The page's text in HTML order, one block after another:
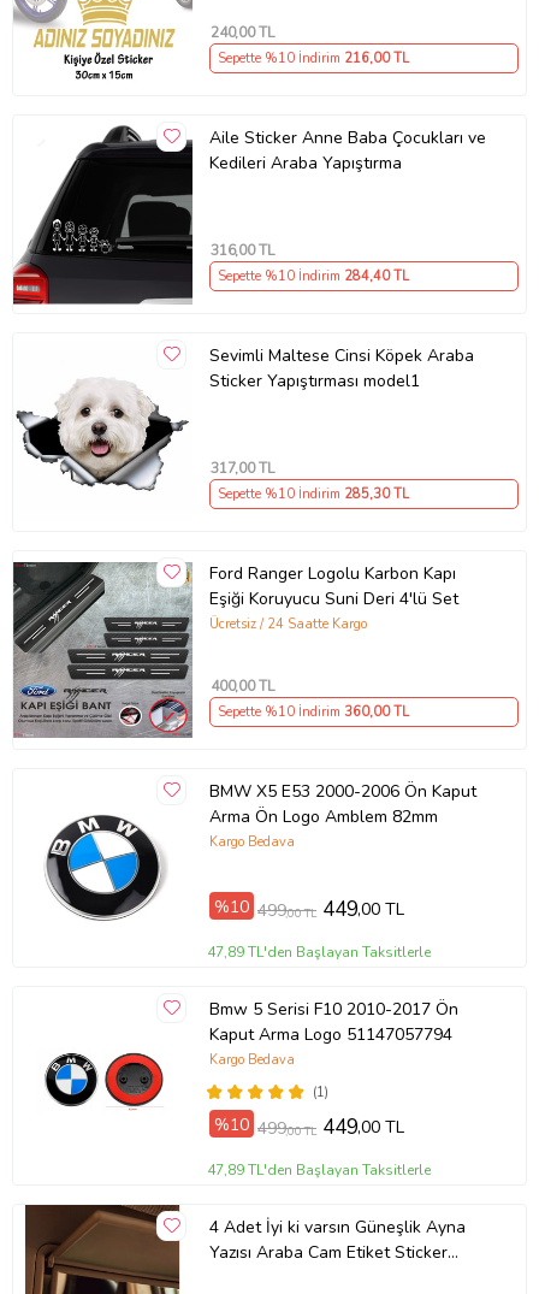
240,00 TL
Sepette %10 İndirim 216,00 TL
Aile Sticker Anne Baba Çocukları ve
Kedileri Araba Yapıştırma
316,00 TL
Sepette %10 İndirim 284,40 TL
Sevimli Maltese Cinsi Köpek Araba
Sticker Yapıştırması model1
317,00 TL
Sepette %10 İndirim 285,30 TL
Ford Ranger Logolu Karbon Kapı
Eşiği Koruyucu Suni Deri 4'lü Set
Ücretsiz / 24 Saatte Kargo
400,00 TL
Sepette %10 İndirim 360,00 TL
BMW X5 E53 2000-2006 Ön Kaput
Arma Ön Logo Amblem 82mm
Kargo Bedava
%10 499,00 TL 449,00 TL
47,89 TL'den Başlayan Taksitlerle
Bmw 5 Serisi F10 2010-2017 Ön
Kaput Arma Logo 51147057794
(1)
Kargo Bedava
%10 499,00 TL 449,00 TL
47,89 TL'den Başlayan Taksitlerle
4 Adet İyi ki varsın Güneşlik Ayna
Yazısı Araba Cam Etiket Sticker